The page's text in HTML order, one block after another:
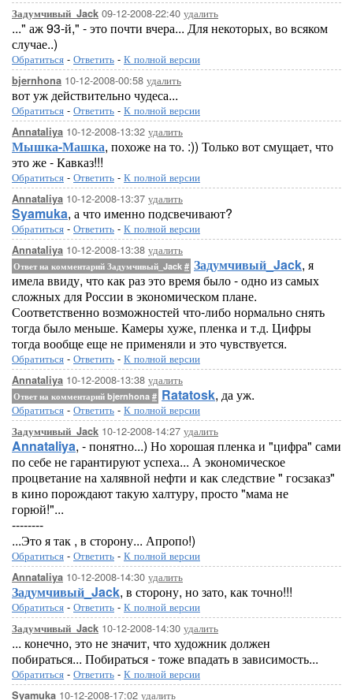
Задумчивый_Jack 09-12-2008-22:40 удалить
..." аж 93-й," - это почти вчера... Для некоторых, во всяком
случае..)
Обратиться - Ответить - К полной версии
bjernhona 10-12-2008-00:58 удалить
вот уж действительно чудеса...
Обратиться - Ответить - К полной версии
Annataliya 10-12-2008-13:32 удалить
Мышка-Машка, похоже на то. :)) Только вот смущает, что
это же - Кавказ!!!
Обратиться - Ответить - К полной версии
Annataliya 10-12-2008-13:37 удалить
Syamuka, а что именно подсвечивают?
Обратиться - Ответить - К полной версии
Annataliya 10-12-2008-13:38 удалить
Ответ на комментарий Задумчивый_Jack # Задумчивый_Jack, я
имела ввиду, что как раз это время было - одно из самых
сложных для России в экономическом плане.
Соответственно возможностей что-либо нормально снять
тогда было меньше. Камеры хуже, пленка и т.д. Цифры
тогда вообще еще не применяли и это чувствуется.
Обратиться - Ответить - К полной версии
Annataliya 10-12-2008-13:38 удалить
Ответ на комментарий bjernhona # Ratatosk, да уж.
Обратиться - Ответить - К полной версии
Задумчивый_Jack 10-12-2008-14:27 удалить
Annataliya, - понятно...) Но хорошая пленка и "цифра" сами
по себе не гарантируют успеха... А экономическое
процветание на халявной нефти и как следствие " госзаказ"
в кино порождают такую халтуру, просто "мама не
горюй!"...
--------
...Это я так , в сторону... Апропо!)
Обратиться - Ответить - К полной версии
Annataliya 10-12-2008-14:30 удалить
Задумчивый_Jack, в сторону, но зато, как точно!!!
Обратиться - Ответить - К полной версии
Задумчивый_Jack 10-12-2008-14:30 удалить
... конечно, это не значит, что художник должен
побираться... Побираться - тоже впадать в зависимость...
Обратиться - Ответить - К полной версии
Syamuka 10-12-2008-17:02 удалить